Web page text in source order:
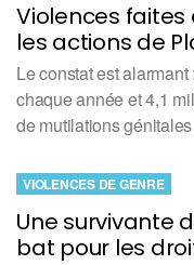
Violences faites
les actions de
Le constat est
chaque année et 4,1
de mutilations génitales
Une survivante
bat pour les
VIOLENCES DE GENRE